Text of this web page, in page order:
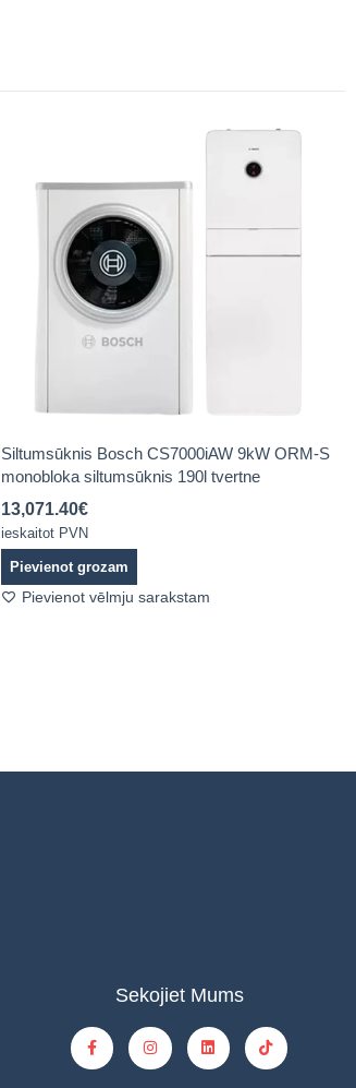
Siltumsūknis Bosch CS7000iAW 9kW ORM-S
monobloka siltumsūknis 190l tvertne
13,071.40€
ieskaitot PVN
Pievienot grozam
Pievienot vēlmju sarakstam
Sekojiet Mums